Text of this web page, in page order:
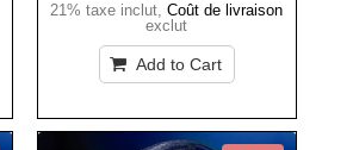
21% taxe inclut,Coût de livraison
exclut
Add to Cart